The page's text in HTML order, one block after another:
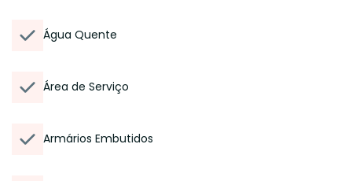
Água Quente
Área de Serviço
Armários Embutidos